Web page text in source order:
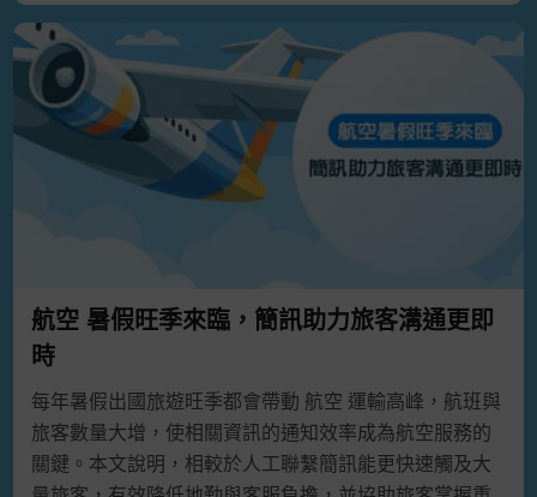
【簡訊廣播站】將於
進行系統維護作業， 維護期間無法使用網站服務，造成
不便敬請見諒。
🚩反詐騙公告🚩
因近期發生多起利用簡訊進行各式詐騙之行為。
1.「以銀行名義內容」之簡訊相關字樣。
各種媒體廣告、APP廣告如雨後春筍般生生不息，但是為
航空 暑假旺季來臨，簡訊助力旅客溝通更即
時
每年暑假出國旅遊旺季都會帶動 航空 運輸高峰，航班與
旅客數量大增，使相關資訊的通知效率成為航空服務的
關鍵。本文說明，相較於人工聯繫簡訊能更快速觸及大